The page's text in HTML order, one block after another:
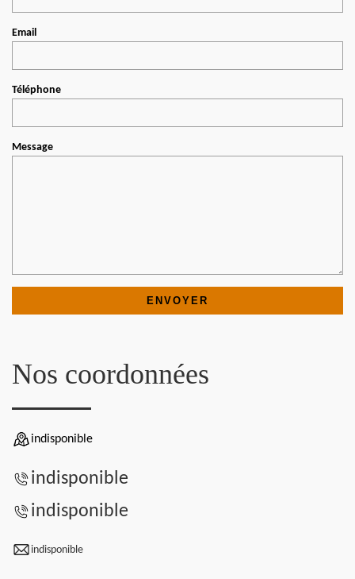
Email
Téléphone
Message
Nos coordonnées
indisponible
indisponible
indisponible
indisponible